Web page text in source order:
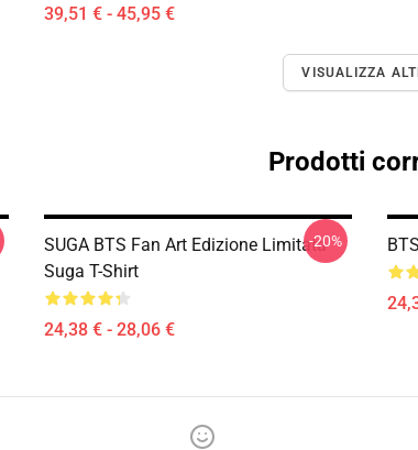
39,51 € - 45,95 €
VISUALIZZA
Prodotti
SUGA BTS Fan Art Edizione Limitata
Suga T-Shirt
24,38 € - 28,06 €
-20%